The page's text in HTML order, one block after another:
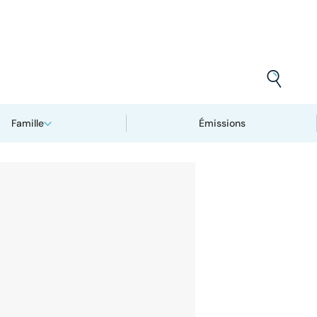
Famille Émissions